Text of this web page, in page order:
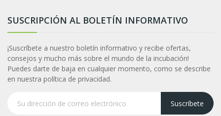
SUSCRIPCIÓN AL BOLETÍN INFORMATIVO
¡Suscríbete a nuestro boletín informativo y recibe ofertas,
consejos y mucho más sobre el mundo de la incubación!
Puedes darte de baja en cualquier momento, como se describe
en nuestra política de privacidad.
Suscríbete